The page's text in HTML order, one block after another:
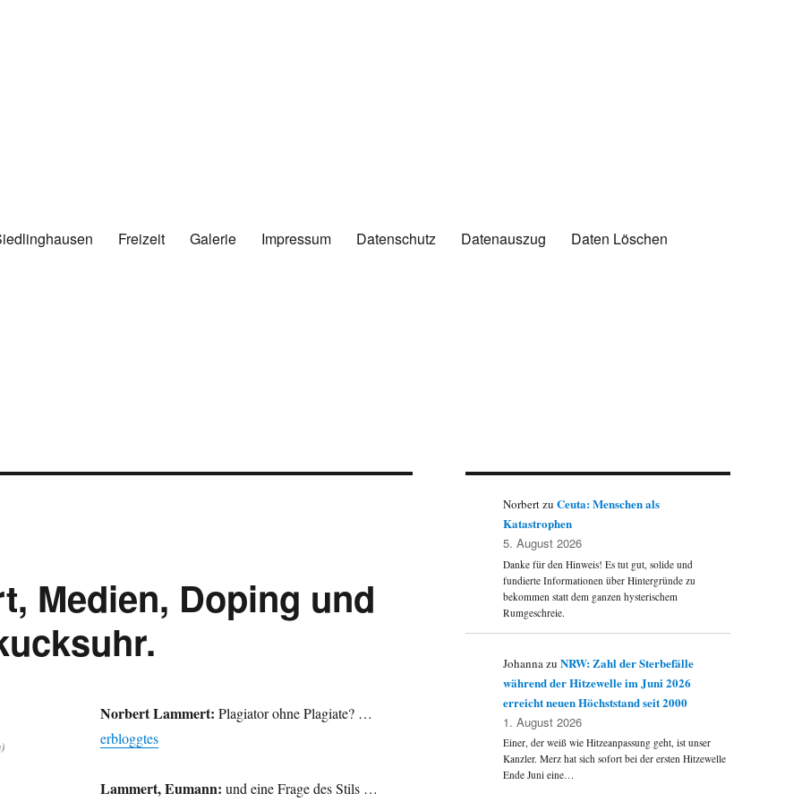
Freizeit Galerie Impressum Datenschutz Datenauszug
Daten Löschen
Medien, Doping und
Norbert Lammert: Plagiator ohne Plagiate? …
erbloggtes
Lammert, Eumann: und eine Frage des Stils …
NorbertzuCeuta: Menschen als
Katastrophen
5. August 2026
Danke für den Hinweis! Es tut gut, solide und
fundierte Informationen über Hintergründe zu
bekommen statt dem ganzen hysterischem
Rumgeschreie.
JohannazuNRW: Zahl der Sterbefälle
während der Hitzewelle im Juni 2026
erreicht neuen Höchststand seit 2000
1. August 2026
Einer, der weiß wie Hitzeanpassung geht, ist unser
Kanzler. Merz hat sich sofort bei der ersten Hitzewelle
Ende Juni eine…